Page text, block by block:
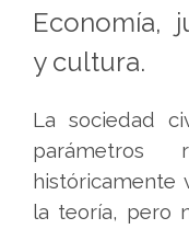
Economía,
y cultura.
La sociedad
parámetros
históricamente
la teoría, pero